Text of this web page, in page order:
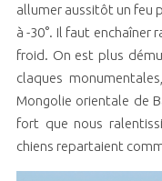
allumer aussitôt un feu
à -30°. Il faut
froid. On est plus
claques
Mongolie orientale de
fort que nous
chiens repartaient